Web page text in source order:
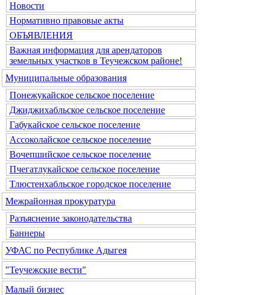
Новости
Нормативно правовые акты
ОБЪЯВЛЕНИЯ
Важная информация для арендаторов
земельных участков в Теучежском районе!
Муниципальные образования
Понежукайское сельское поселение
Джиджихабльское сельское поселение
Габукайское сельское поселение
Ассоколайское сельское поселение
Вочепшийское сельское поселение
Пчегатлукайское сельское поселение
Тлюстенхабльское городское поселение
Межрайонная прокуратура
Разъяснение законодательства
Баннеры
УФАС по Республике Адыгея
"Теучежские вести"
Малый бизнес